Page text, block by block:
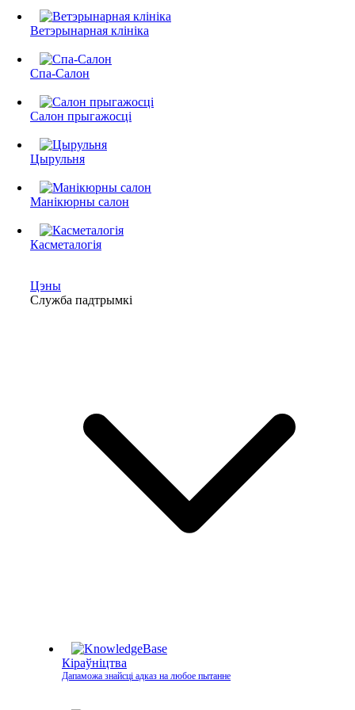
Ветэрынарная клініка
Спа-Салон
Салон прыгажосці
Цырульня
Манікюрны салон
Касметалогія
Цэны
Служба падтрымкі
Кіраўніцтва
Дапаможа знайсці адказ на любое пытанне